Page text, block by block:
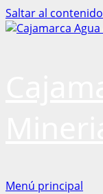
Saltar al contenido
Menú principal